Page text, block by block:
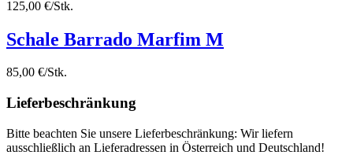
125,00 €/Stk.
Schale Barrado Marfim M
85,00 €/Stk.
Lieferbeschränkung
Bitte beachten Sie unsere Lieferbeschränkung: Wir liefern
ausschließlich an Lieferadressen in Österreich und Deutschland!